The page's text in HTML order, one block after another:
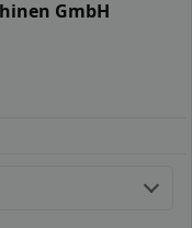
GmbH